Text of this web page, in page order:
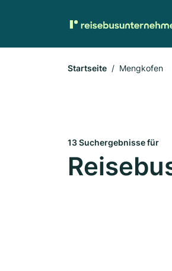
Startseite Mengkofen
13 Suchergebnisse für